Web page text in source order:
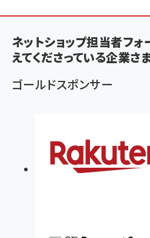
く
ず
ネットショップ担当者フ
えてくださっている企業さ
ゴールドスポンサー